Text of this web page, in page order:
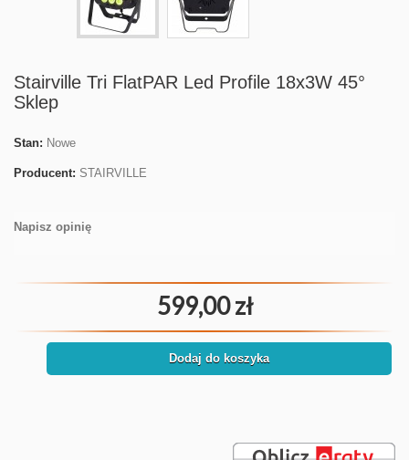
Stairville Tri FlatPAR Led Profile 18x3W 45°
Sklep
Stan: Nowe
Producent: STAIRVILLE
Napisz opinię
599,00 zł
Dodaj do koszyka